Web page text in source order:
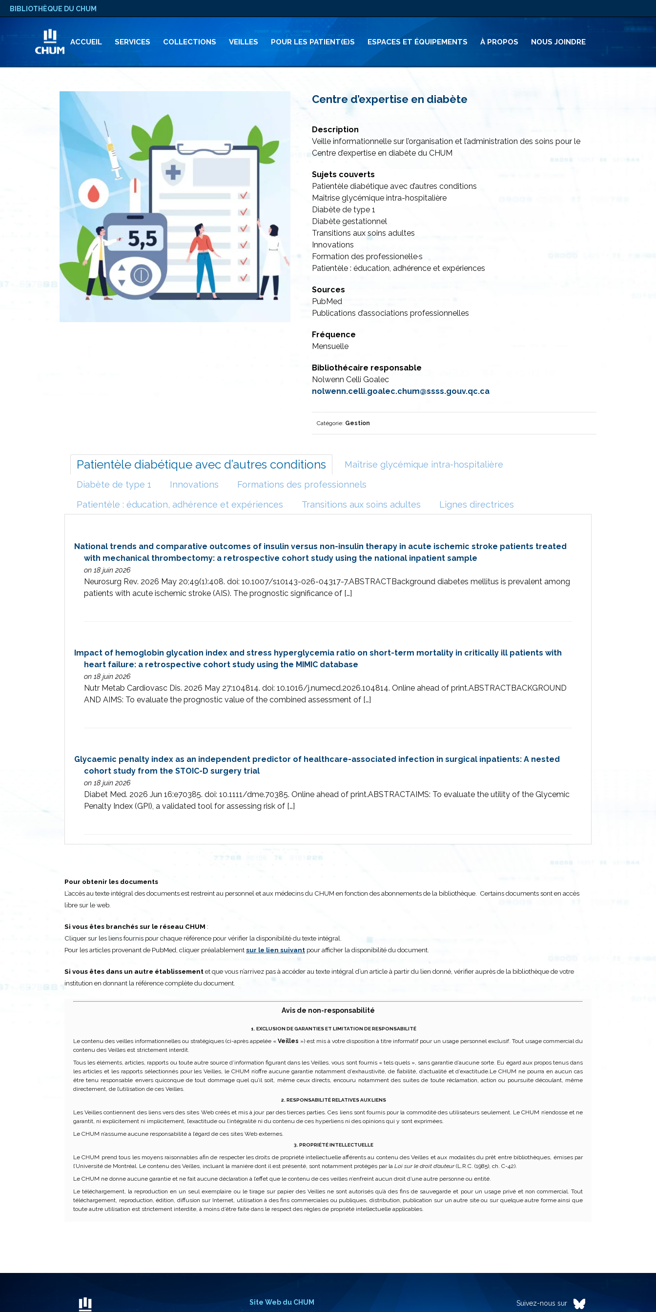
BIBLIOTHÈQUE DU CHUM
ACCUEIL SERVICES COLLECTIONS VEILLES POUR LES PATIENT(E)S ESPACES ET ÉQUIPEMENTS À PROPOS NOUS JOINDRE
Centre d’expertise en diabète
Description
Veille informationnelle sur l’organisation et l’administration des soins pour le
Centre d’expertise en diabète du CHUM
Sujets couverts
Patientèle diabétique avec d’autres conditions
Maîtrise glycémique intra-hospitalière
Diabète de type 1
Diabète gestationnel
Transitions aux soins adultes
Innovations
Formation des professionel·le·s
Patientèle : éducation, adhérence et expériences
Sources
PubMed
Publications d’associations professionnelles
Fréquence
Mensuelle
Bibliothécaire responsable
Nolwenn Celli Goalec
nolwenn.celli.goalec.chum@ssss.gouv.qc.ca
Catégorie: Gestion
Patientèle diabétique avec d’autres conditions
Maîtrise glycémique intra-hospitalière
Diabète de type 1
Innovations
Formations des professionnels
Patientèle : éducation, adhérence et expériences
Transitions aux soins adultes Lignes directrices
National trends and comparative outcomes of insulin versus non-insulin therapy in acute ischemic stroke patients treated
with mechanical thrombectomy: a retrospective cohort study using the national inpatient sample
on 18 juin 2026
Neurosurg Rev. 2026 May 20;49(1):408. doi: 10.1007/s10143-026-04317-7.ABSTRACTBackground diabetes mellitus is prevalent among
patients with acute ischemic stroke (AIS). The prognostic significance of […]
Impact of hemoglobin glycation index and stress hyperglycemia ratio on short-term mortality in critically ill patients with
heart failure: a retrospective cohort study using the MIMIC database
on 18 juin 2026
Nutr Metab Cardiovasc Dis. 2026 May 27:104814. doi: 10.1016/j.numecd.2026.104814. Online ahead of print.ABSTRACTBACKGROUND
AND AIMS: To evaluate the prognostic value of the combined assessment of […]
Glycaemic penalty index as an independent predictor of healthcare-associated infection in surgical inpatients: A nested
cohort study from the STOIC-D surgery trial
on 18 juin 2026
Diabet Med. 2026 Jun 16:e70385. doi: 10.1111/dme.70385. Online ahead of print.ABSTRACTAIMS: To evaluate the utility of the Glycemic
Penalty Index (GPI), a validated tool for assessing risk of […]
Pour obtenir les documents
L’accès au texte intégral des documents est restreint au personnel et aux médecins du CHUM en fonction des abonnements de la bibliothèque. Certains documents sont en accès
libre sur le web.
Si vous êtes branchés sur le réseau CHUM :
Cliquer sur les liens fournis pour chaque référence pour vérifier la disponibilité du texte intégral.
Pour les articles provenant de PubMed, cliquer préalablementsur le lien suivant pour afficher la disponibilité du document.
Si vous êtes dans un autre établissementet que vous n’arrivez pas à accéder au texte intégral d’un article à partir du lien donné, vérifier auprès de la bibliothèque de votre
institution en donnant la référence complète du document.
Avis de non-responsabilité
1. EXCLUSION DE GARANTIES ET LIMITATION DE RESPONSABILITÉ
Le contenu des veilles informationnelles ou stratégiques (ci-après appelée « Veilles ») est mis à votre disposition à titre informatif pour un usage personnel exclusif. Tout usage commercial du
contenu des Veilles est strictement interdit.
Tous les éléments, articles, rapports ou toute autre source d’information figurant dans les Veilles, vous sont fournis « tels quels », sans garantie d’aucune sorte. Eu égard aux propos tenus dans
les articles et les rapports sélectionnés pour les Veilles, le CHUM n’offre aucune garantie notamment d’exhaustivité, de fiabilité, d’actualité et d’exactitude.Le CHUM ne pourra en aucun cas
être tenu responsable envers quiconque de tout dommage quel qu’il soit, même ceux directs, encouru notamment des suites de toute réclamation, action ou poursuite découlant, même
directement, de l’utilisation de ces Veilles.
2. RESPONSABILITÉ RELATIVES AUX LIENS
Les Veilles contiennent des liens vers des sites Web créés et mis à jour par des tierces parties. Ces liens sont fournis pour la commodité des utilisateurs seulement. Le CHUM n’endosse et ne
garantit, ni explicitement ni implicitement, l’exactitude ou l’intégralité ni du contenu de ces hyperliens ni des opinions qui y sont exprimées.
Le CHUM n’assume aucune responsabilité à l’égard de ces sites Web externes.
3. PROPRIÉTÉ INTELLECTUELLE
Le CHUM prend tous les moyens raisonnables afin de respecter les droits de propriété intellectuelle afférents au contenu des Veilles et aux modalités du prêt entre bibliothèques, émises par
l’Université de Montréal. Le contenu des Veilles, incluant la manière dont il est présenté, sont notamment protégés par la Loi sur le droit d’auteur(L.R.C. (1985), ch. C-42).
Le CHUM ne donne aucune garantie et ne fait aucune déclaration à l’effet que le contenu de ces veilles n’enfreint aucun droit d’une autre personne ou entité.
Le téléchargement, la reproduction en un seul exemplaire ou le tirage sur papier des Veilles ne sont autorisés qu’à des fins de sauvegarde et pour un usage privé et non commercial. Tout
téléchargement, reproduction, édition, diffusion sur Internet, utilisation à des fins commerciales ou publiques, distribution, publication sur un autre site ou sur quelque autre forme ainsi que
toute autre utilisation est strictement interdite, à moins d’être faite dans le respect des règles de propriété intellectuelle applicables.
Site Web du CHUM
Suivez-nous sur